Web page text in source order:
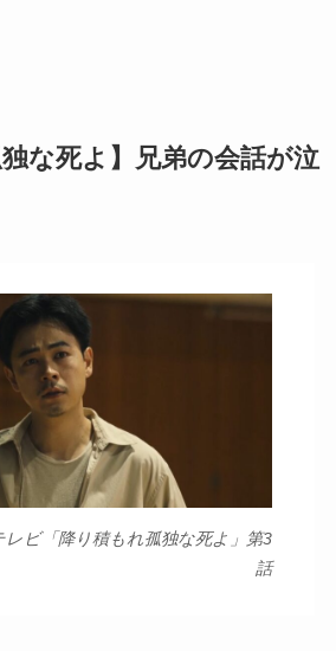
独な死よ】兄弟の会話が泣
レビ「降り積もれ孤独な死よ」第3
話